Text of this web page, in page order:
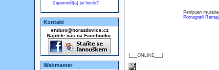
Zapomněl(a) jsi heslo?
Kontakt
enduro@horazdovice.cz
Najdete nás na Facebooku:
Webmaster
{___ONLINE___}
Penipuan
Pornografi